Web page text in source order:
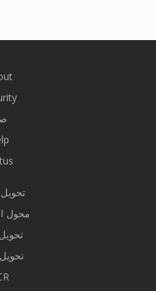
تحويل
محول